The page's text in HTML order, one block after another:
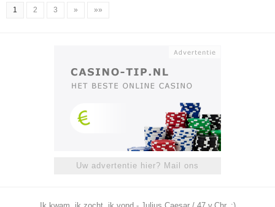
1 2 3 » »»
Uw advertentie hier? Mail ons